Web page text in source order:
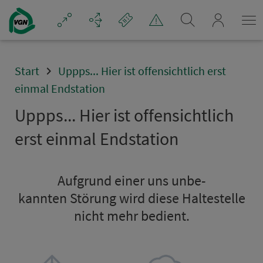
Navigation überspringen
Start
Uppps... Hier ist offensichtlich erst
einmal Endstation
Uppps... Hier ist offensichtlich
erst einmal Endsta­ti­on
Aufgrund einer uns un­be­
kannten Störung wird diese Hal­te­stel­le
nicht mehr bedient.